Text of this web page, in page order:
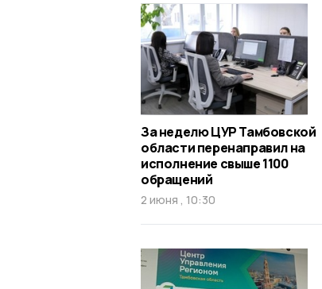
За неделю ЦУР Тамбовской
области перенаправил на
исполнение свыше 1100
обращений
2 июня , 10:30